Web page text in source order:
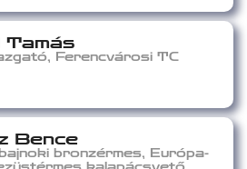
Tamás
Ferencvárosi TC
Bence
bronzérmes, Európa-